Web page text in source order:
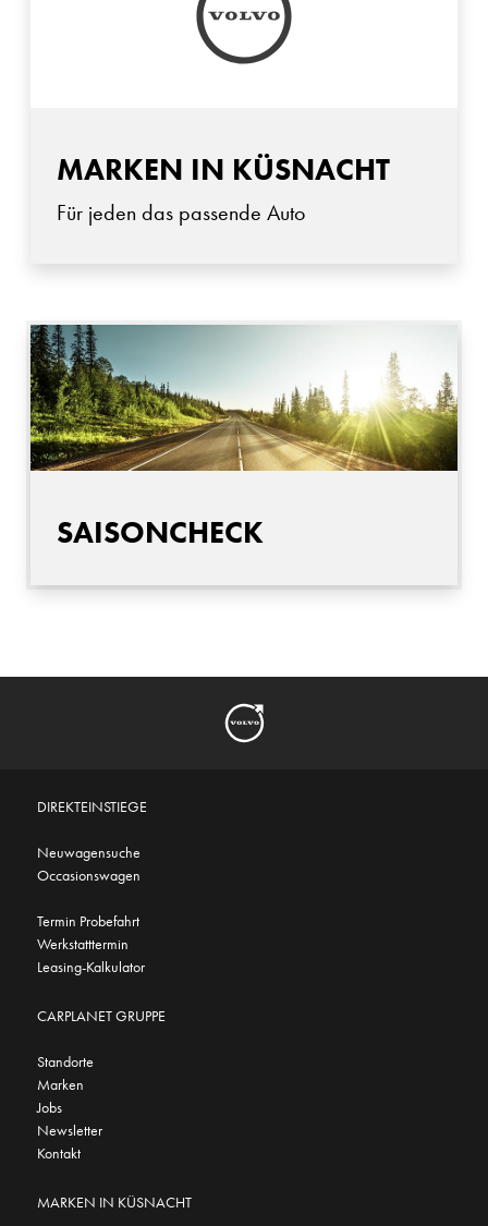
MARKEN IN KÜSNACHT
Für jeden das passende Auto
SAISONCHECK
DIREKTEINSTIEGE
Neuwagensuche
Occasionswagen
Termin Probefahrt
Werkstatttermin
Leasing-Kalkulator
CARPLANET GRUPPE
Standorte
Marken
Jobs
Newsletter
Kontakt
MARKEN IN KÜSNACHT